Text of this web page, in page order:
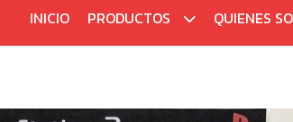
INICIO PRODUCTOS QUIENES